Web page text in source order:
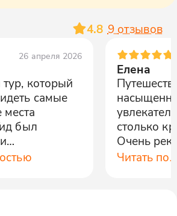
4.8 9 отзывов
26 апреля 2026
который
самые
был
Очень
Елена
столько
Очень
тур всем,
Читать